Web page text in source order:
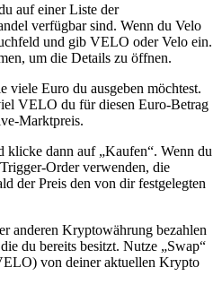
auf einer Liste der
verfügbar sind. Wenn du Velo
und gib VELO oder Velo ein.
um die Details zu öffnen.
viele Euro du ausgeben möchtest.
VELO du für diesen Euro-Betrag
Marktpreis.
klicke dann auf „Kaufen“. Wenn du
Order verwenden, die
der Preis den von dir festgelegten
anderen Kryptowährung bezahlen
du bereits besitzt. Nutze „Swap“
von deiner aktuellen Krypto